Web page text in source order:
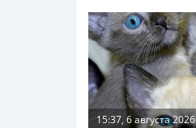
15:37, 6 августа 2026